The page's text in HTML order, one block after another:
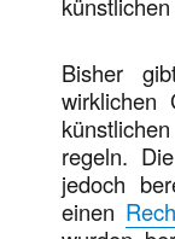
Bisher
wirklichen
regeln.
jedoch
einen